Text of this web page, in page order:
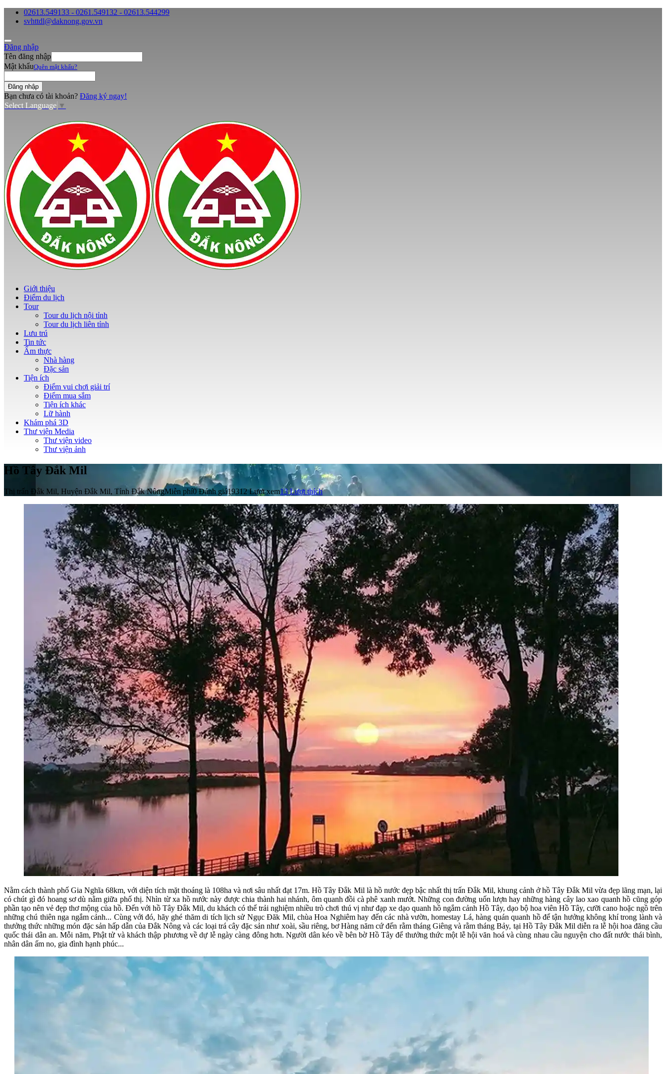
02613.549133 - 0261.549132 - 02613.544299
svhttdl@daknong.gov.vn
Đăng nhập
Tên đăng nhập
Mật khẩuQuên mật khẩu?
Bạn chưa có tài khoản? Đăng ký ngay!
Select Language ▼
Giới thiệu
Điểm du lịch
Tour
Tour du lịch nội tỉnh
Tour du lịch liên tỉnh
Lưu trú
Tin tức
Ẩm thực
Nhà hàng
Đặc sản
Tiện ích
Điểm vui chơi giải trí
Điểm mua sắm
Tiện ích khác
Lữ hành
Khám phá 3D
Thư viện Media
Thư viện video
Thư viện ảnh
Hồ Tây Đắk Mil
Thị trấn Đắk Mil, Huyện Đắk Mil, Tỉnh Đắk NôngMiễn phí0 Đánh giá19312 Lượt xem13Lượt thích
Nằm cách thành phố Gia Nghĩa 68km, với diện tích mặt thoáng là 108ha và nơi sâu nhất đạt 17m. Hồ Tây Đắk Mil là hồ nước đẹp bậc nhất thị trấn Đắk Mil, khung cảnh ở hồ Tây Đắk Mil vừa đẹp lãng mạn, lại
có chút gì đó hoang sơ dù nằm giữa phố thị. Nhìn từ xa hồ nước này được chia thành hai nhánh, ôm quanh đồi cà phê xanh mướt. Những con đường uốn lượn hay những hàng cây lao xao quanh hồ cũng góp
phần tạo nên vẻ đẹp thơ mộng của hồ. Đến với hồ Tây Đắk Mil, du khách có thể trải nghiệm nhiều trò chơi thú vị như đạp xe dạo quanh hồ ngắm cảnh Hồ Tây, dạo bộ hoa viên Hồ Tây, cưỡi cano hoặc ngồ trên
những chú thiên nga ngắm cảnh... Cùng với đó, hãy ghé thăm di tích lịch sử Ngục Đăk Mil, chùa Hoa Nghiêm hay đến các nhà vườn, homestay Lá, hàng quán quanh hồ để tận hưởng không khí trong lành và
thưởng thức những món đặc sản hấp dẫn của Đắk Nông và các loại trá cây đặc sản như xoài, sầu riêng, bơ Hàng năm cứ đến rằm tháng Giêng và rằm tháng Bảy, tại Hồ Tây Đắk Mil diễn ra lễ hội hoa đăng cầu
quốc thái dân an. Mỗi năm, Phật tử và khách thập phương về dự lễ ngày càng đông hơn. Người dân kéo về bên bờ Hồ Tây để thưởng thức một lễ hội văn hoá và cùng nhau cầu nguyện cho đất nước thái bình,
nhân dân ấm no, gia đình hạnh phúc...